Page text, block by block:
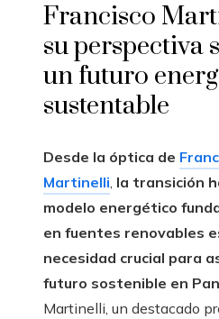
Francisco
su perspectiva
un futuro
sustentable
Desde la óptica de
Martinelli, la transición
modelo energético
en fuentes renovables
necesidad crucial para
futuro sostenible en
Martinelli, un destacado